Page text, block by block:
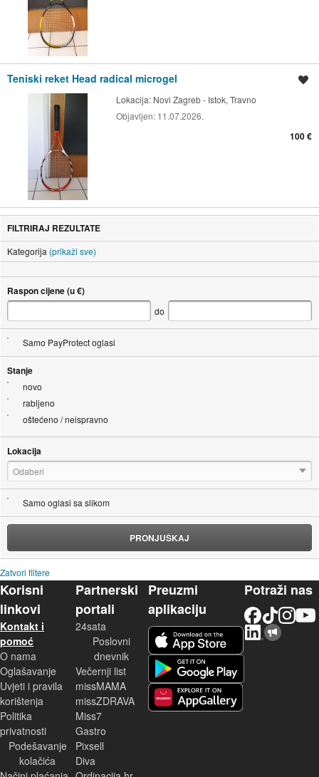
Teniski reket Head radical microgel
Lokacija: Novi Zagreb - Istok, Travno
Objavljen: 11.07.2026.
100 €
FILTRIRAJ REZULTATE
Kategorija (prikaži sve)
Raspon cijene (u €)
do
Samo PayProtect oglasi
Stanje
novo
rabljeno
oštećeno / neispravno
Lokacija
Odaberi
Samo oglasi sa slikom
PRONJUŠKAJ
Zatvori filtere
Korisni
linkovi
Kontakt i
pomoć
O nama
Oglašavanje
Uvjeti i pravila
korištenja
Politika
privatnosti
Podešavanje
kolačića
Partnerski
portali
24sata
Poslovni
dnevnik
Večernji list
missMAMA
missZDRAVA
Miss7
Gastro
Pixsell
Diva
Preuzmi
aplikaciju
Potraži nas